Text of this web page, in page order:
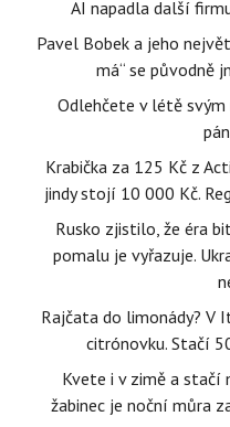
AI napadla další
Pavel Bobek a jeho
má“ se původně
Odlehčete v létě svým
Krabička za 125 Kč z
jindy stojí 10 000 Kč.
Rusko zjistilo, že éra
pomalu je vyřazuje.
Rajčata do limonády? V
citrónovku. Stačí
Kvete i v zimě a stačí
žabinec je noční můra